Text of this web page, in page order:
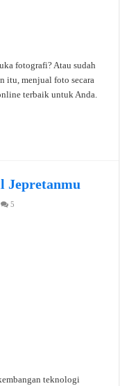
fotografi? Atau sudah
itu, menjual foto secara
terbaik untuk Anda.
Jepretanmu
5
teknologi